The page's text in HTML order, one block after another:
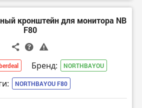
кронштейн для монитора NB
F80
Бренд: NORTHBAYOU
NORTHBAYOU F80